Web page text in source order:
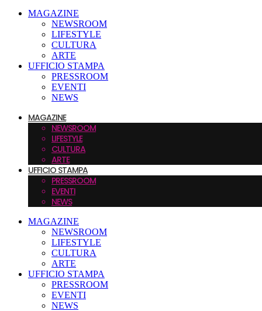
MAGAZINE
NEWSROOM
LIFESTYLE
CULTURA
ARTE
UFFICIO STAMPA
PRESSROOM
EVENTI
NEWS
MAGAZINE
NEWSROOM
LIFESTYLE
CULTURA
ARTE
UFFICIO STAMPA
PRESSROOM
EVENTI
NEWS
MAGAZINE
NEWSROOM
LIFESTYLE
CULTURA
ARTE
UFFICIO STAMPA
PRESSROOM
EVENTI
NEWS